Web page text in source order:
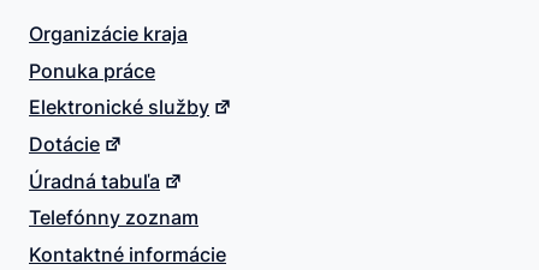
Organizácie kraja
Ponuka práce
Elektronické služby
Dotácie
Úradná tabuľa
Telefónny zoznam
Kontaktné informácie